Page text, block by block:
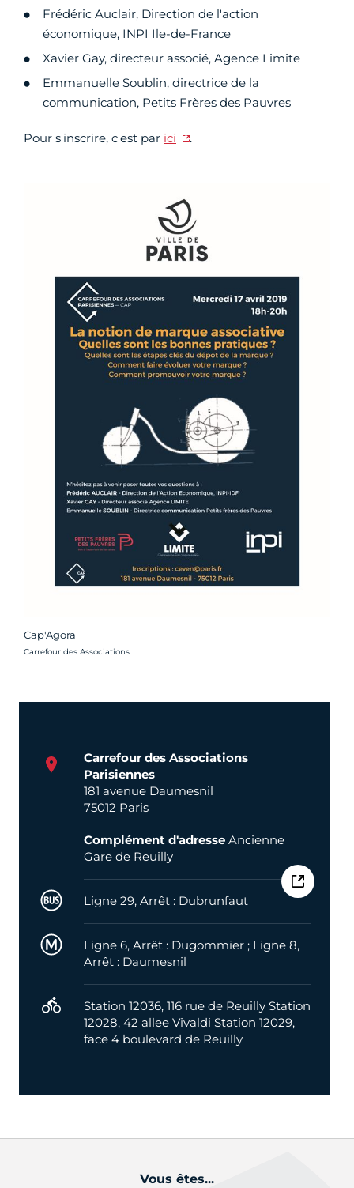
Frédéric Auclair, Direction de l'action
économique, INPI Ile-de-France
Xavier Gay, directeur associé, Agence Limite
Emmanuelle Soublin, directrice de la
communication, Petits Frères des Pauvres
Pour s'inscrire, c'est par ici .
Cap'Agora
Crédit photo :
Carrefour des Associations
Carrefour des Associations
Parisiennes
181 avenue Daumesnil
75012 Paris
Complément d'adresse Ancienne
Gare de Reuilly
Bus
Ligne 29, Arrêt : Dubrunfaut
Métro
Ligne 6, Arrêt : Dugommier ; Ligne 8,
Arrêt : Daumesnil
Station 12036, 116 rue de Reuilly Station
12028, 42 allee Vivaldi Station 12029,
face 4 boulevard de Reuilly
Vous êtes...